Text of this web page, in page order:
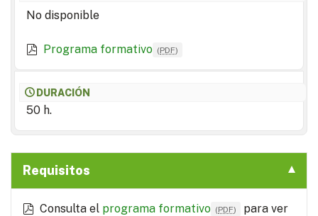
No disponible
Programa formativo (PDF)
DURACIÓN
50 h.
Requisitos
Consulta el programa formativo (PDF)
para ver